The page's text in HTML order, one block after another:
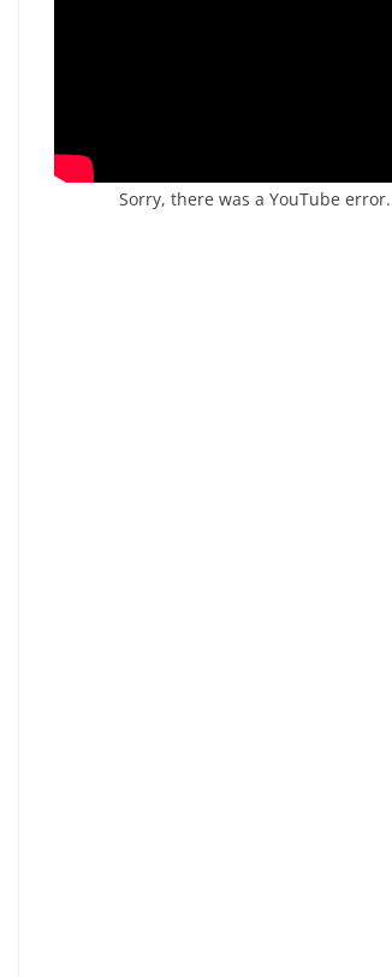
Sorry, there was a YouTube error.